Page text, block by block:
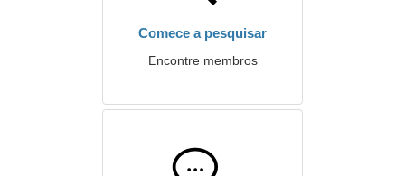
Comece a pesquisar
Encontre membros